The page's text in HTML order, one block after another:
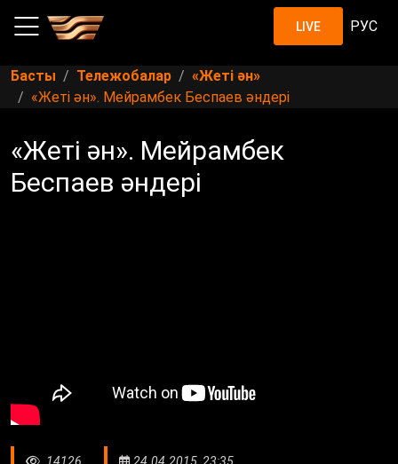
LIVE РУС
Басты Тележобалар
«Жеті ән»
«Жеті ән». Мейрамбек Беспаев әндері
«Жеті ән». Мейрамбек
Беспаев әндері
14126 24.04.2015, 23:35